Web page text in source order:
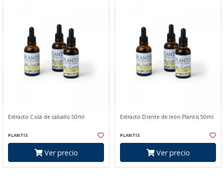
Extracto Cola de caballo 50ml
PLANTIS
Ver precio
Extracto Diente de león Plantis 50ml
PLANTIS
Ver precio